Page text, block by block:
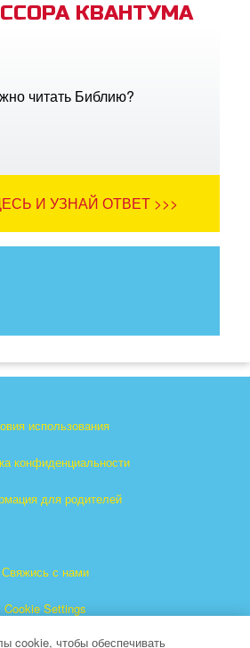
КВАНТУМА
читать Библию?
И УЗНАЙ ОТВЕТ >>>
использования
конфиденциальности
для родителей
Свяжись с нами
Cookie Settings
cookie, чтобы обеспечивать